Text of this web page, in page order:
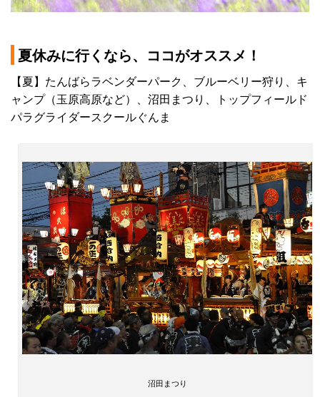
夏休みに行くなら、ココがオススメ！
【夏】たんばらラベンダーパーク、ブルーベリー狩り、キ
ャンプ（玉原高原など）、沼田まつり、トップフィールド
パラグライダースクールぐんま
沼田まつり